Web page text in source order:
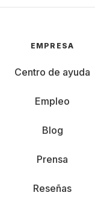
EMPRESA
Centro de ayuda
Empleo
Blog
Prensa
Reseñas